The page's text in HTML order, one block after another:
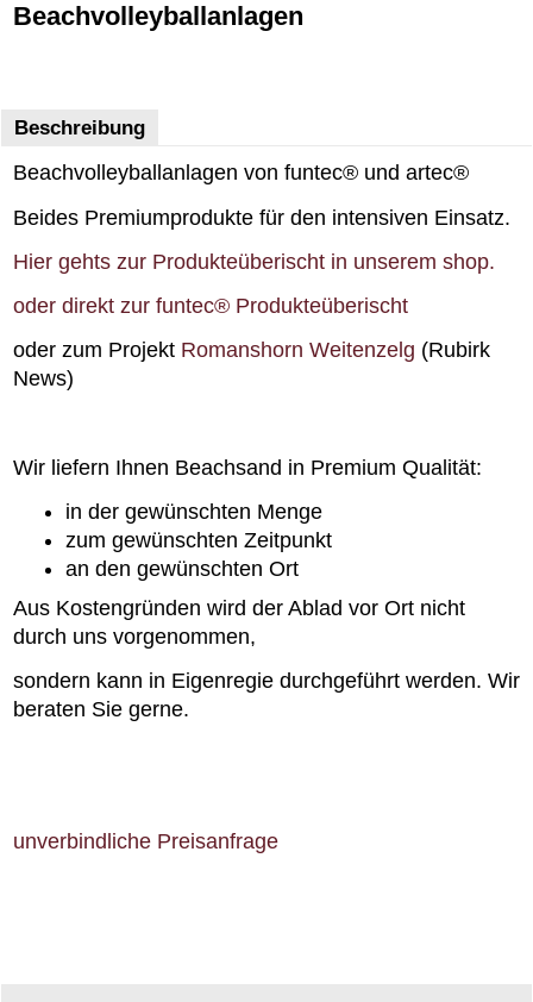
Beachvolleyballanlagen
Beschreibung
Beachvolleyballanlagen von funtec® und artec®
Beides Premiumprodukte für den intensiven Einsatz.
Hier gehts zur Produkteüberischt in unserem shop.
oder direkt zur funtec® Produkteüberischt
oder zum Projekt Romanshorn Weitenzelg (Rubirk
News)
Wir liefern Ihnen Beachsand in Premium Qualität:
in der gewünschten Menge
zum gewünschten Zeitpunkt
an den gewünschten Ort
Aus Kostengründen wird der Ablad vor Ort nicht
durch uns vorgenommen,
sondern kann in Eigenregie durchgeführt werden. Wir
beraten Sie gerne.
unverbindliche Preisanfrage